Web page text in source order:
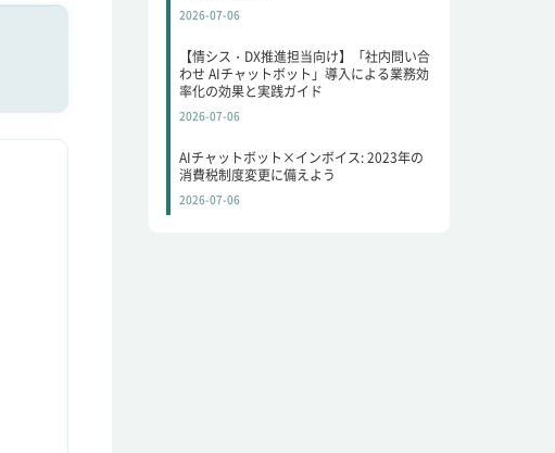
2026-07-06
【情シス・DX推進担当向け】「社内問い合
わせ AIチャットボット」導入による業務効
率化の効果と実践ガイド
2026-07-06
AIチャットボット×インボイス: 2023年の
消費税制度変更に備えよう
2026-07-06